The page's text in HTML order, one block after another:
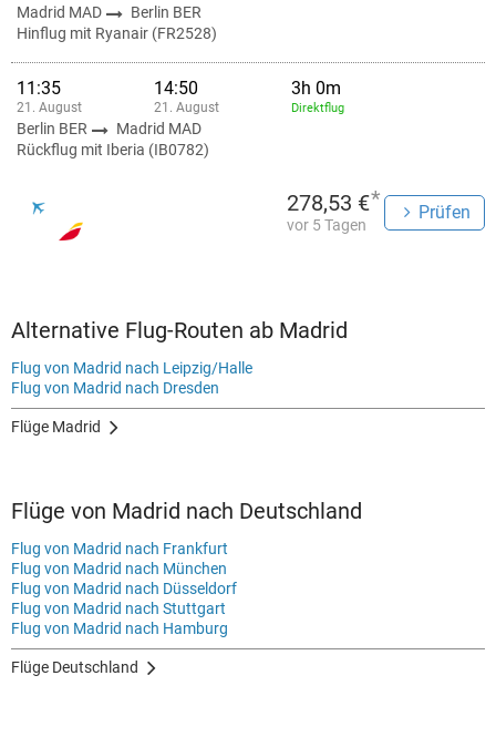
Madrid MAD
Berlin BER
Hinflug mit Ryanair (FR2528)
11:35
21. August
14:50
21. August
3h 0m
Direktflug
Berlin BER
Madrid MAD
Rückflug mit Iberia (IB0782)
278,53 €*
vor 5 Tagen
Prüfen
Alternative Flug-Routen ab Madrid
Flug von Madrid nach Leipzig/Halle
Flug von Madrid nach Dresden
Flüge Madrid
Flüge von Madrid nach Deutschland
Flug von Madrid nach Frankfurt
Flug von Madrid nach München
Flug von Madrid nach Düsseldorf
Flug von Madrid nach Stuttgart
Flug von Madrid nach Hamburg
Flüge Deutschland